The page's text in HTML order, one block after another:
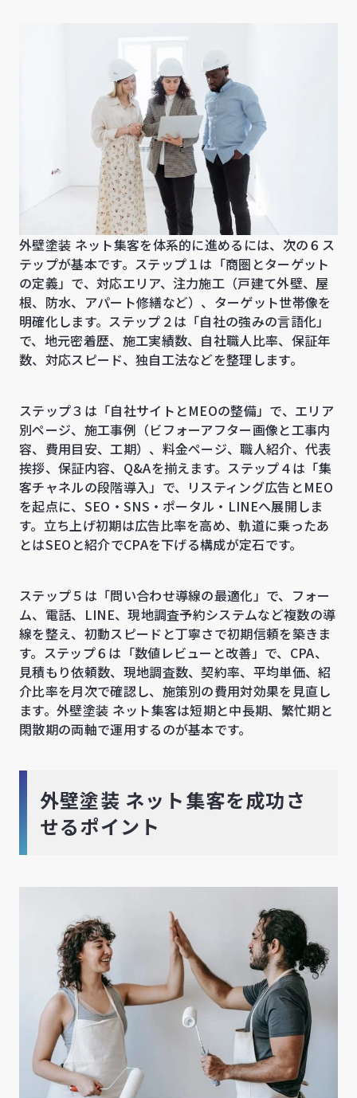
外壁塗装 ネット集客を体系的に進めるには、次の６ス
テップが基本です。ステップ１は「商圏とターゲット
の定義」で、対応エリア、注力施工（戸建て外壁、屋
根、防水、アパート修繕など）、ターゲット世帯像を
明確化します。ステップ２は「自社の強みの言語化」
で、地元密着歴、施工実績数、自社職人比率、保証年
数、対応スピード、独自工法などを整理します。
ステップ３は「自社サイトとMEOの整備」で、エリア
別ページ、施工事例（ビフォーアフター画像と工事内
容、費用目安、工期）、料金ページ、職人紹介、代表
挨拶、保証内容、Q&Aを揃えます。ステップ４は「集
客チャネルの段階導入」で、リスティング広告とMEO
を起点に、SEO・SNS・ポータル・LINEへ展開しま
す。立ち上げ初期は広告比率を高め、軌道に乗ったあ
とはSEOと紹介でCPAを下げる構成が定石です。
ステップ５は「問い合わせ導線の最適化」で、フォー
ム、電話、LINE、現地調査予約システムなど複数の導
線を整え、初動スピードと丁寧さで初期信頼を築きま
す。ステップ６は「数値レビューと改善」で、CPA、
見積もり依頼数、現地調査数、契約率、平均単価、紹
介比率を月次で確認し、施策別の費用対効果を見直し
ます。外壁塗装 ネット集客は短期と中長期、繁忙期と
閑散期の両軸で運用するのが基本です。
外壁塗装 ネット集客を成功さ
せるポイント